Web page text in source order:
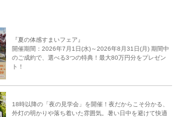
『夏の体感すまいフェア』
開催期間：2026年7月1日(水)～2026年8月31日(月) 期間中
のご成約で、選べる3つの特典！最大80万円分をプレゼン
ト！
18時以降の「夜の見学会」を開催！夜だからこそ分かる、
外灯の明かりや落ち着いた雰囲気。暑い日中を避けて快適